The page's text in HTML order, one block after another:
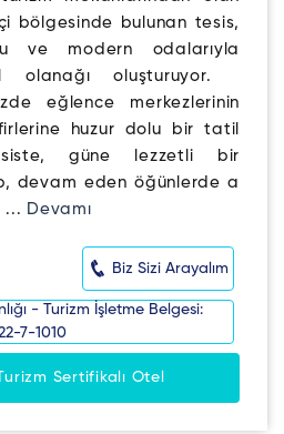
bölgesinde bulunan tesis,
ve modern odalarıyla
olanağı oluşturuyor.
eğlence merkezlerinin
huzur dolu bir tatil
güne lezzetli bir
devam eden öğünlerde a
... Devamı
Biz Sizi Arayalım
- Turizm İşletme Belgesi:
7-1010
Sertifikalı Otel